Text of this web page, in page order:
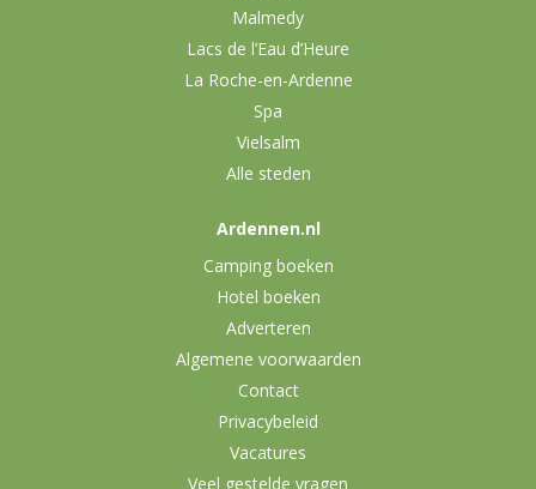
Malmedy
Lacs de l’Eau d’Heure
La Roche-en-Ardenne
Spa
Vielsalm
Alle steden
Ardennen.nl
Camping boeken
Hotel boeken
Adverteren
Algemene voorwaarden
Contact
Privacybeleid
Vacatures
Veel gestelde vragen